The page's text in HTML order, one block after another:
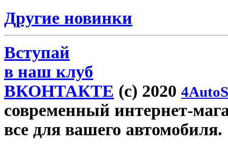
Другие новинки
Вступай
в наш клуб
ВКОНТАКТЕ (c) 2020
современный интернет-
все для вашего автомобиля.